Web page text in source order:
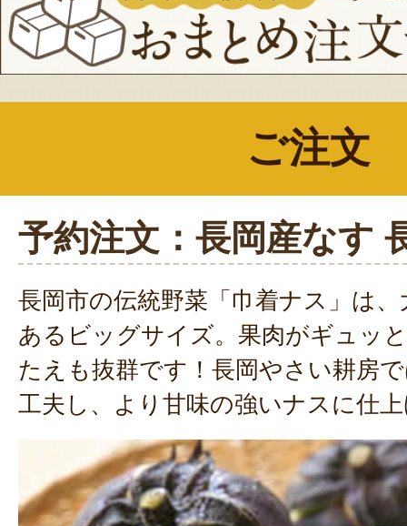
ご注文
予約注文：長岡産なす
長岡市の伝統野菜「巾着ナス」は
あるビッグサイズ。果肉がギュッ
たえも抜群です！長岡やさい耕房
工夫し、より甘味の強いナスに仕